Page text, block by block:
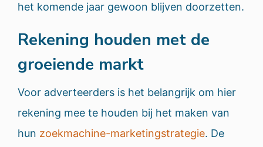
het komende jaar gewoon blijven doorzetten.
Rekening houden met de
groeiende markt
Voor adverteerders is het belangrijk om hier
rekening mee te houden bij het maken van
hun zoekmachine-marketingstrategie. De